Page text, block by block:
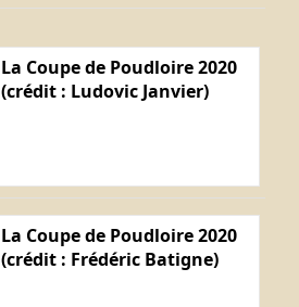
La Coupe de Poudloire 2020
(crédit : Ludovic Janvier)
La Coupe de Poudloire 2020
(crédit : Frédéric Batigne)